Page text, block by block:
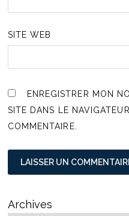
SITE WEB
ENREGISTRER MON
SITE DANS LE
COMMENTAIRE.
Archives